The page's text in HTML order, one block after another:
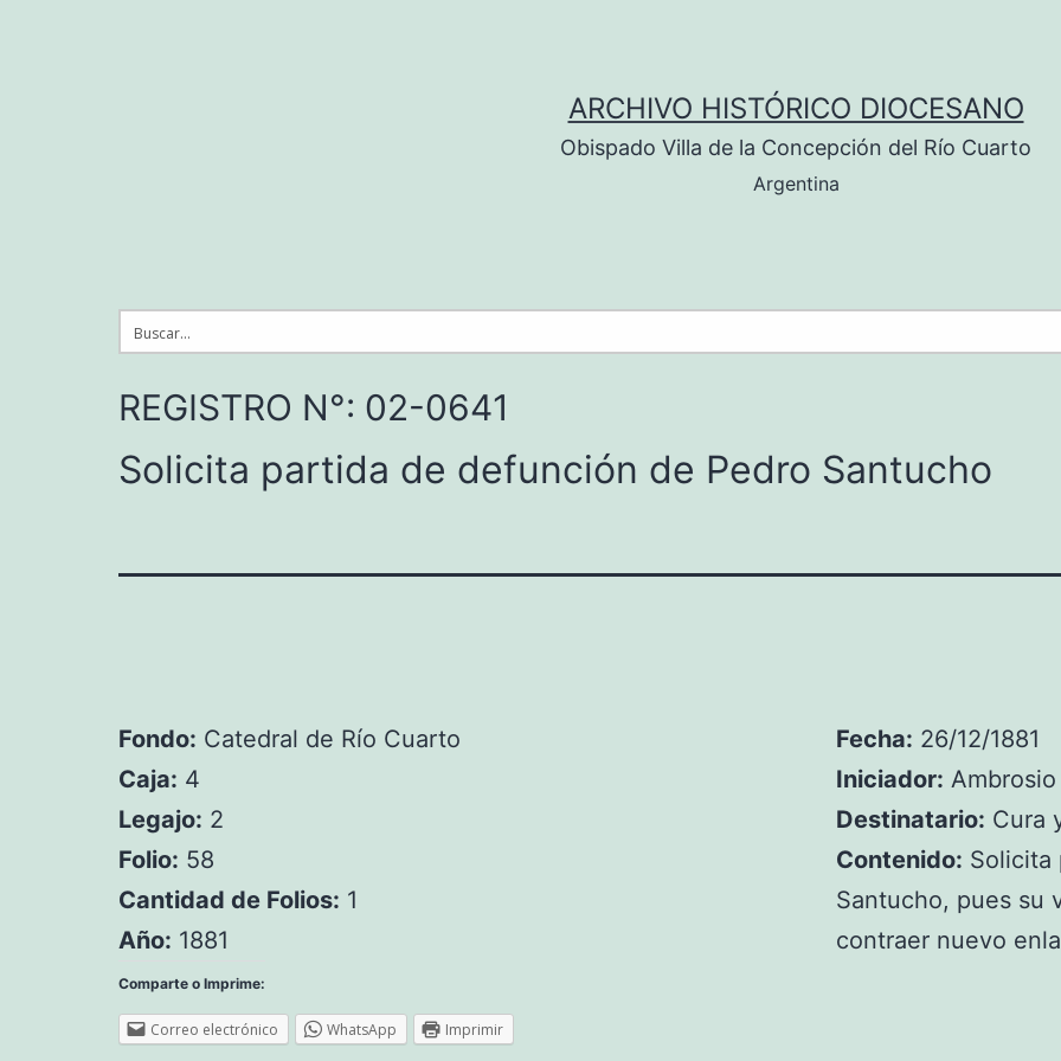
ARCHIVO HISTÓRICO DIOCESANO
Obispado Villa de la Concepción del Río Cuarto
Argentina
REGISTRO N°: 02-0641
Solicita partida de defunción de Pedro Santucho
Fondo: Catedral de Río Cuarto
Caja: 4
Legajo: 2
Folio: 58
Cantidad de Folios: 1
Año: 1881
Fecha: 26/12/1881
Iniciador: Ambrosio
Destinatario: Cura
Contenido: Solicita
Santucho, pues su
contraer nuevo
Comparte o Imprime:
Correo electrónico WhatsApp Imprimir